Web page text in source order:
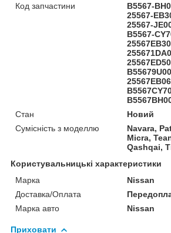
Код запчастини
B5567-
25567-
25567-
B5567-
Стан
Новий
Сумісність з моделлю
Navara,
Micra,
Qashqai,
Користувальницькі характеристики
Марка
Nissan
Доставка/Оплата
Марка авто
Nissan
Приховати